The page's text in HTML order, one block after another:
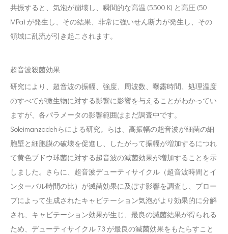
共振すると、気泡が崩壊し、瞬間的な高温 (5500 K) と高圧 (50
MPa) が発生し、その結果、非常に強いせん断力が発生し、その
領域に乱流が引き起こされます。
超音波殺菌効果
研究により、超音波の振幅、強度、周波数、曝露時間、処理温度
のすべてが微生物に対する影響に影響を与えることがわかってい
ますが、各パラメータの影響範囲はまだ調査中です。
Soleimanzadehらによる研究。らは、高振幅の超音波が細菌の細
胞壁と細胞膜の破壊を促進し、したがって振幅が増加するにつれ
て黄色ブドウ球菌に対する超音波の滅菌効果が増加することを示
しました。さらに、超音波デューティサイクル（超音波時間とイ
ンターバル時間の比）が滅菌効果に及ぼす影響を調査し、プロー
ブによって生成されたキャビテーション気泡がより効果的に分解
され、キャビテーション効果が生じ、最良の滅菌結果が得られる
ため、デューティサイクル 7:3 が最良の滅菌効果をもたらすこと